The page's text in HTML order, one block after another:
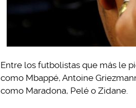
Entre los futbolistas que más le
como Mbappé, Antoine
como Maradona, Pelé o Zidane.